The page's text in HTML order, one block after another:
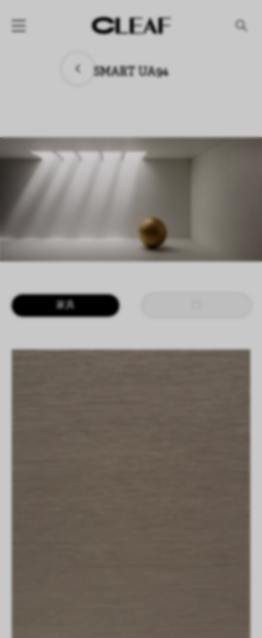
公司
资讯
案例
SHAPING SURFACES
SMART UA94
家具